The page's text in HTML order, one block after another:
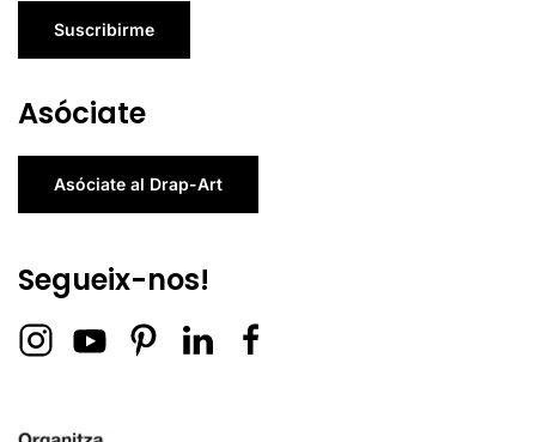
Suscribirme
Asóciate
Asóciate al Drap-Art
Segueix-nos!